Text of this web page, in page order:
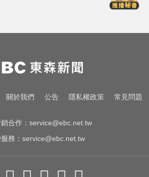
2次
」可放颱風假？蔣萬安：
、禦敵從嚴
日災情不斷！4.5萬民眾避
關於我們 公告 隱私權政策 常見問題
合作： service@ebc.net.tw
務： service@ebc.net.tw